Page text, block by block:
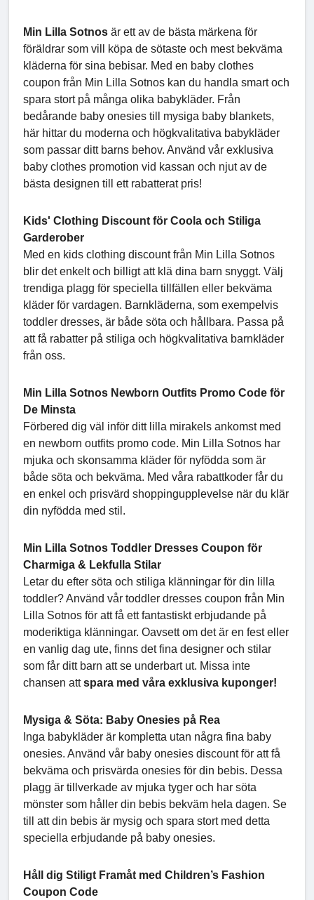
Min Lilla Sotnos är ett av de bästa märkena för
föräldrar som vill köpa de sötaste och mest bekväma
kläderna för sina bebisar. Med en baby clothes
coupon från Min Lilla Sotnos kan du handla smart och
spara stort på många olika babykläder. Från
bedårande baby onesies till mysiga baby blankets,
här hittar du moderna och högkvalitativa babykläder
som passar ditt barns behov. Använd vår exklusiva
baby clothes promotion vid kassan och njut av de
bästa designen till ett rabatterat pris!
Kids' Clothing Discount för Coola och Stiliga
Garderober
Med en kids clothing discount från Min Lilla Sotnos
blir det enkelt och billigt att klä dina barn snyggt. Välj
trendiga plagg för speciella tillfällen eller bekväma
kläder för vardagen. Barnkläderna, som exempelvis
toddler dresses, är både söta och hållbara. Passa på
att få rabatter på stiliga och högkvalitativa barnkläder
från oss.
Min Lilla Sotnos Newborn Outfits Promo Code för
De Minsta
Förbered dig väl inför ditt lilla mirakels ankomst med
en newborn outfits promo code. Min Lilla Sotnos har
mjuka och skonsamma kläder för nyfödda som är
både söta och bekväma. Med våra rabattkoder får du
en enkel och prisvärd shoppingupplevelse när du klär
din nyfödda med stil.
Min Lilla Sotnos Toddler Dresses Coupon för
Charmiga & Lekfulla Stilar
Letar du efter söta och stiliga klänningar för din lilla
toddler? Använd vår toddler dresses coupon från Min
Lilla Sotnos för att få ett fantastiskt erbjudande på
moderiktiga klänningar. Oavsett om det är en fest eller
en vanlig dag ute, finns det fina designer och stilar
som får ditt barn att se underbart ut. Missa inte
chansen attspara med våra exklusiva kuponger!
Mysiga & Söta: Baby Onesies på Rea
Inga babykläder är kompletta utan några fina baby
onesies. Använd vår baby onesies discount för att få
bekväma och prisvärda onesies för din bebis. Dessa
plagg är tillverkade av mjuka tyger och har söta
mönster som håller din bebis bekväm hela dagen. Se
till att din bebis är mysig och spara stort med detta
speciella erbjudande på baby onesies.
Håll dig Stiligt Framåt med Children’s Fashion
Coupon Code